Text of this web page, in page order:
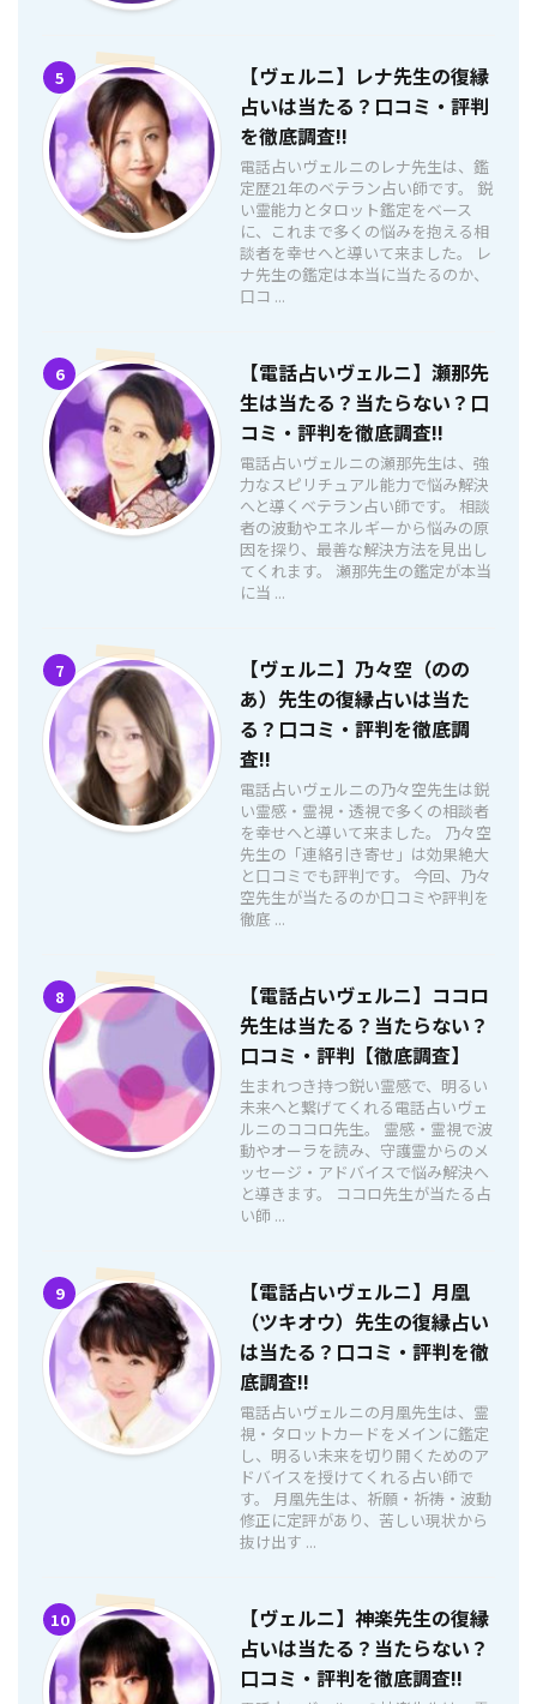
5
【ヴェルニ】レナ先生の復縁
占いは当たる？口コミ・評判
を徹底調査!!
電話占いヴェルニのレナ先生は、鑑
定歴21年のベテラン占い師です。 鋭
い霊能力とタロット鑑定をベース
に、これまで多くの悩みを抱える相
談者を幸せへと導いて来ました。 レ
ナ先生の鑑定は本当に当たるのか、
口コ ...
6
【電話占いヴェルニ】瀬那先
生は当たる？当たらない？口
コミ・評判を徹底調査!!
電話占いヴェルニの瀬那先生は、強
力なスピリチュアル能力で悩み解決
へと導くベテラン占い師です。 相談
者の波動やエネルギーから悩みの原
因を探り、最善な解決方法を見出し
てくれます。 瀬那先生の鑑定が本当
に当 ...
7
【ヴェルニ】乃々空（のの
あ）先生の復縁占いは当た
る？口コミ・評判を徹底調
査!!
電話占いヴェルニの乃々空先生は鋭
い霊感・霊視・透視で多くの相談者
を幸せへと導いて来ました。 乃々空
先生の「連絡引き寄せ」は効果絶大
と口コミでも評判です。 今回、乃々
空先生が当たるのか口コミや評判を
徹底 ...
8
【電話占いヴェルニ】ココロ
先生は当たる？当たらない？
口コミ・評判【徹底調査】
生まれつき持つ鋭い霊感で、明るい
未来へと繋げてくれる電話占いヴェ
ルニのココロ先生。 霊感・霊視で波
動やオーラを読み、守護霊からのメ
ッセージ・アドバイスで悩み解決へ
と導きます。 ココロ先生が当たる占
い師 ...
9
【電話占いヴェルニ】月凰
（ツキオウ）先生の復縁占い
は当たる？口コミ・評判を徹
底調査!!
電話占いヴェルニの月凰先生は、霊
視・タロットカードをメインに鑑定
し、明るい未来を切り開くためのア
ドバイスを授けてくれる占い師で
す。 月凰先生は、祈願・祈祷・波動
修正に定評があり、苦しい現状から
抜け出す ...
10
【ヴェルニ】神楽先生の復縁
占いは当たる？当たらない？
口コミ・評判を徹底調査!!